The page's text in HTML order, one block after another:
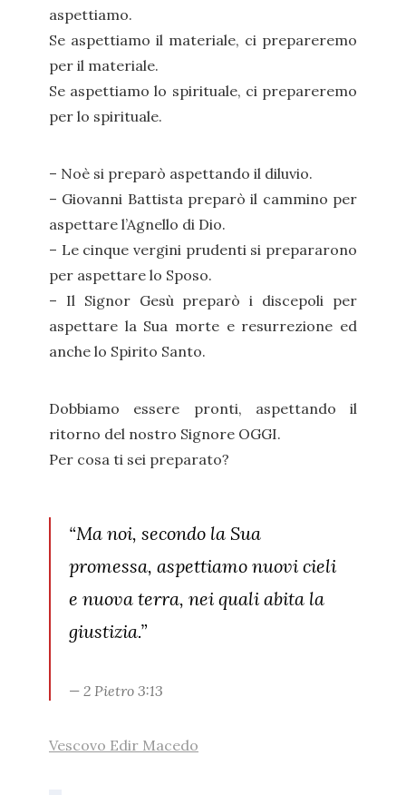
aspettiamo.
Se aspettiamo il materiale, ci prepareremo
per il materiale.
Se aspettiamo lo spirituale, ci prepareremo
per lo spirituale.
– Noè si preparò aspettando il diluvio.
– Giovanni Battista preparò il cammino per
aspettare l’Agnello di Dio.
– Le cinque vergini prudenti si prepararono
per aspettare lo Sposo.
– Il Signor Gesù preparò i discepoli per
aspettare la Sua morte e resurrezione ed
anche lo Spirito Santo.
Dobbiamo essere pronti, aspettando il
ritorno del nostro Signore OGGI.
Per cosa ti sei preparato?
“Ma noi, secondo la Sua
promessa, aspettiamo nuovi cieli
e nuova terra, nei quali abita la
giustizia.”
2 Pietro 3:13
Vescovo Edir Macedo